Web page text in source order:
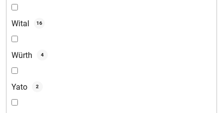
Wital 16
Würth 4
Yato 2